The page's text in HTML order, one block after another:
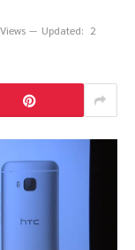
Updated: 2